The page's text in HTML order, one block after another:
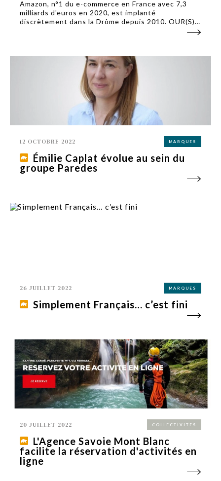
Amazon, n°1 du e-commerce en France avec 7,3
milliards d'euros en 2020, est implanté
discrètement dans la Drôme depuis 2010. OUR(S) a
tenté d’en savoir plus sur la présence d’Amazon en
12 OCTOBRE 2022 MARQUES
Émilie Caplat évolue au sein du
groupe Paredes
26 JUILLET 2022 MARQUES
Simplement Français… c’est fini
20 JUILLET 2022 COLLECTIVITÉS
L'Agence Savoie Mont Blanc
facilite la réservation d'activités en
ligne